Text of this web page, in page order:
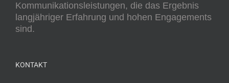
Kommunikationsleistungen, die das Ergebnis
langjähriger Erfahrung und hohen Engagements
sind.
KONTAKT